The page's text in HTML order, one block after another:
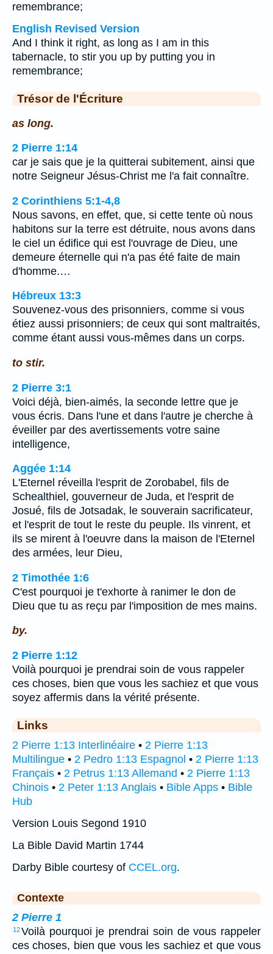
remembrance;
English Revised Version
And I think it right, as long as I am in this
tabernacle, to stir you up by putting you in
remembrance;
Trésor de l'Écriture
as long.
2 Pierre 1:14
car je sais que je la quitterai subitement, ainsi que
notre Seigneur Jésus-Christ me l'a fait connaître.
2 Corinthiens 5:1-4,8
Nous savons, en effet, que, si cette tente où nous
habitons sur la terre est détruite, nous avons dans
le ciel un édifice qui est l'ouvrage de Dieu, une
demeure éternelle qui n'a pas été faite de main
d'homme.…
Hébreux 13:3
Souvenez-vous des prisonniers, comme si vous
étiez aussi prisonniers; de ceux qui sont maltraités,
comme étant aussi vous-mêmes dans un corps.
to stir.
2 Pierre 3:1
Voici déjà, bien-aimés, la seconde lettre que je
vous écris. Dans l'une et dans l'autre je cherche à
éveiller par des avertissements votre saine
intelligence,
Aggée 1:14
L'Eternel réveilla l'esprit de Zorobabel, fils de
Schealthiel, gouverneur de Juda, et l'esprit de
Josué, fils de Jotsadak, le souverain sacrificateur,
et l'esprit de tout le reste du peuple. Ils vinrent, et
ils se mirent à l'oeuvre dans la maison de l'Eternel
des armées, leur Dieu,
2 Timothée 1:6
C'est pourquoi je t'exhorte à ranimer le don de
Dieu que tu as reçu par l'imposition de mes mains.
by.
2 Pierre 1:12
Voilà pourquoi je prendrai soin de vous rappeler
ces choses, bien que vous les sachiez et que vous
soyez affermis dans la vérité présente.
Links
2 Pierre 1:13 Interlinéaire • 2 Pierre 1:13
Multilingue • 2 Pedro 1:13 Espagnol • 2 Pierre 1:13
Français • 2 Petrus 1:13 Allemand • 2 Pierre 1:13
Chinois • 2 Peter 1:13 Anglais • Bible Apps • Bible
Hub
Version Louis Segond 1910
La Bible David Martin 1744
Darby Bible courtesy of CCEL.org.
Contexte
2 Pierre 1
12Voilà pourquoi je prendrai soin de vous rappeler
ces choses, bien que vous les sachiez et que vous